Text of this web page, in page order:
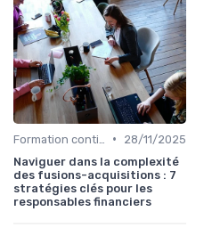
•
28/11/2025
Naviguer dans la complexité
des fusions-acquisitions : 7
stratégies clés pour les
responsables financiers